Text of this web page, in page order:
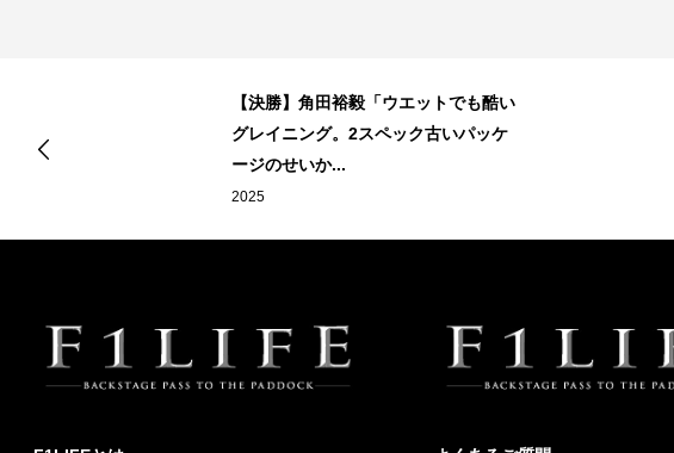
【決勝】角田裕毅「ウエットでも酷い
グレイニング。2スペック古いパッケ
ージのせいか...
2025